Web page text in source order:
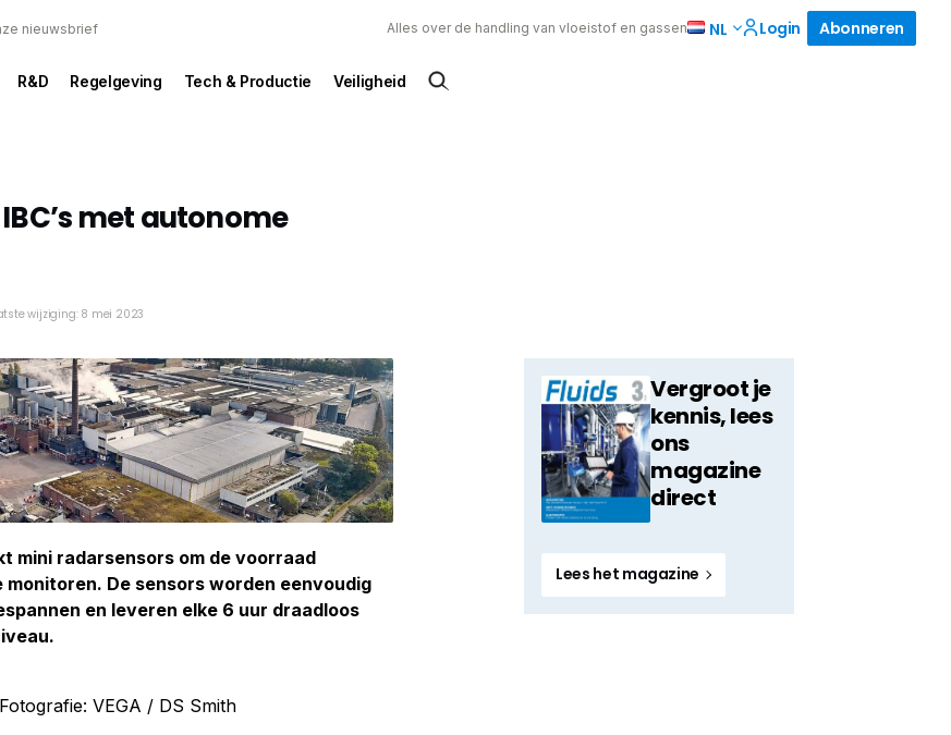
nieuwsbrief Alles over de handling van vloeistof en gassen NL Login Abonneren
R&D Regelgeving Tech & Productie Veiligheid
met autonome
wijziging: 8 mei 2023
mini radarsensors om de voorraad
monitoren. De sensors worden eenvoudig
en leveren elke 6 uur draadloos
VEGA / DS Smith
Vergroot je
kennis, lees
ons
magazine
direct
Lees het magazine